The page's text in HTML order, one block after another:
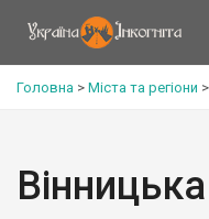
Головна > Міста та регіони >